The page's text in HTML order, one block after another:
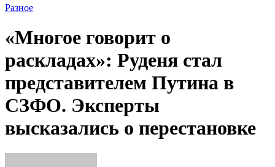
Разное
«Многое говорит о
раскладах»: Руденя стал
представителем Путина в
СЗФО. Эксперты
высказались о перестановке